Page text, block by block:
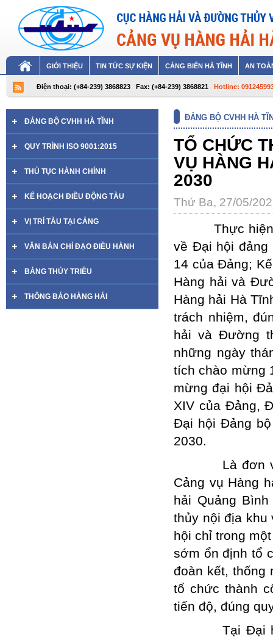
GIỚI THIỆU TIN TỨC SỰ KIỆN CẢNG BIỂN HÀ TĨNH AN
Điện thoại: (+84-239) 3868823 Fax: (+84-239) 3868821 Hotline:
ĐẢNG BỘ CVHH HÀ TĨNH
QUY TRÌNH ISO 9001:2015
THỦ TỤC HÀNH CHÍNH
KẾ HOẠCH ĐIỀU ĐỘNG TÀU
VỊ TRÍ TÀU TẠI CẢNG
VĂN BẢN CHỈ ĐẠO ĐIỀU HÀNH
BẢNG THỦY TRIỀU
THÔNG BÁO HÀNG HẢI
ĐẢNG BỘ CVHH HÀ
TỔ CHỨC
VỤ HÀNG
2030
Thứ Ba, 27/05/
Thực hiện
về Đại hội
14 của Đảng;
Hàng hải và
Hàng hải Hà
trách nhiệm,
hải và Đường
những ngày
tích chào mừng
mừng đại hội
XIV của Đảng,
Đại hội Đảng
2030.
Là đơn vị
Cảng vụ Hàng
hải Quảng
thủy nội địa
hội chỉ trong
sớm ổn định tổ
đoàn kết, thống
tổ chức thành
tiến độ, đúng
Tại Đại hội,